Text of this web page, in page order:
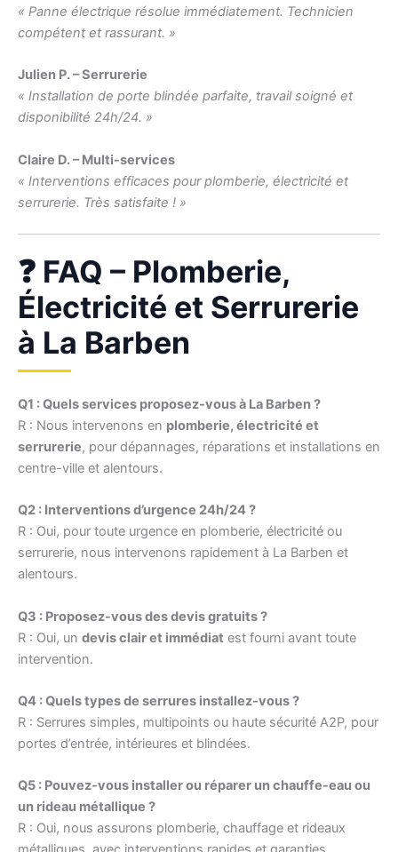
« Panne électrique résolue immédiatement. Technicien
compétent et rassurant. »
Julien P. – Serrurerie
« Installation de porte blindée parfaite, travail soigné et
disponibilité 24h/24. »
Claire D. – Multi-services
« Interventions efficaces pour plomberie, électricité et
serrurerie. Très satisfaite ! »
❓ FAQ – Plomberie,
Électricité et Serrurerie
à La Barben
Q1 : Quels services proposez-vous à La Barben ?
R : Nous intervenons en plomberie, électricité et
serrurerie, pour dépannages, réparations et installations en
centre-ville et alentours.
Q2 : Interventions d’urgence 24h/24 ?
R : Oui, pour toute urgence en plomberie, électricité ou
serrurerie, nous intervenons rapidement à La Barben et
alentours.
Q3 : Proposez-vous des devis gratuits ?
R : Oui, un devis clair et immédiat est fourni avant toute
intervention.
Q4 : Quels types de serrures installez-vous ?
R : Serrures simples, multipoints ou haute sécurité A2P, pour
portes d’entrée, intérieures et blindées.
Q5 : Pouvez-vous installer ou réparer un chauffe-eau ou
un rideau métallique ?
R : Oui, nous assurons plomberie, chauffage et rideaux